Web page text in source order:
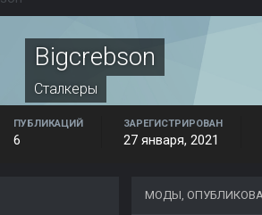
Bigcrebson
Сталкеры
ПУБЛИКАЦИЙ
6
ЗАРЕГИСТРИРОВАН
27 января, 2021
МОДЫ,